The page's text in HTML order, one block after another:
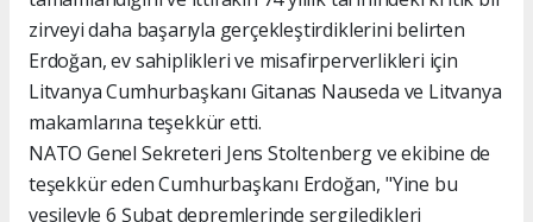
zirveyi daha başarıyla gerçekleştirdiklerini belirten
Erdoğan, ev sahiplikleri ve misafirperverlikleri için
Litvanya Cumhurbaşkanı Gitanas Nauseda ve Litvanya
makamlarına teşekkür etti.
NATO Genel Sekreteri Jens Stoltenberg ve ekibine de
teşekkür eden Cumhurbaşkanı Erdoğan, "Yine bu
vesileyle 6 Şubat depremlerinde sergiledikleri